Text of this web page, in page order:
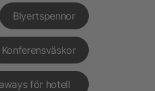
Blyertspennor
Konferensväskor
för hotell